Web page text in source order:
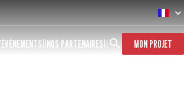
NOS PARTENAIRES MON PROJET